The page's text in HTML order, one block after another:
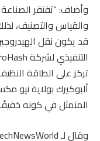
وأضاف: “تفتقر
والقياس والتصنيف،
قد يكون نقل
تركز على الطاقة
ألبوكيرك بولاية نيو
المتمثل في كونه